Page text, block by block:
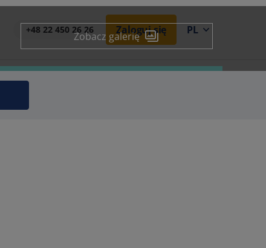
+48 22 450 26 26 Zaloguj się PL
Zobacz galerię